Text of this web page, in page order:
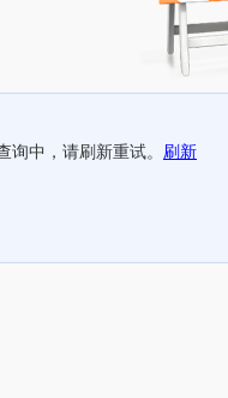
询中，请刷新重试。 刷新